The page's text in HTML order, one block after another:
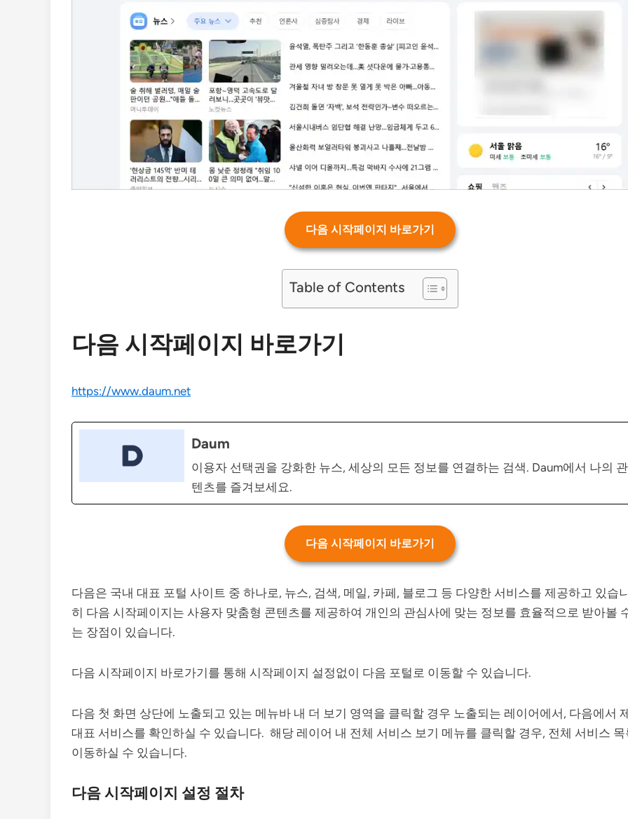
다음 시작페이지 바로가기
Table of Contents
다음 시작페이지 바로가기
https://www.daum.net
Daum
이용자 선택권을 강화한 뉴스, 세상의 모든 정보를 연결하는 검색. Daum에서 나의
텐츠를 즐겨보세요.
다음 시작페이지 바로가기
다음은 국내 대표 포털 사이트 중 하나로, 뉴스, 검색, 메일, 카페, 블로그 등 다양한 서비스를 제공하고 있습
히 다음 시작페이지는 사용자 맞춤형 콘텐츠를 제공하여 개인의 관심사에 맞는 정보를 효율적으로 받아볼
는 장점이 있습니다.
다음 시작페이지 바로가기를 통해 시작페이지 설정없이 다음 포털로 이동할 수 있습니다.
다음 첫 화면 상단에 노출되고 있는 메뉴바 내 더 보기 영역을 클릭할 경우 노출되는 레이어에서, 다음에서
대표 서비스를 확인하실 수 있습니다. 해당 레이어 내 전체 서비스 보기 메뉴를 클릭할 경우, 전체 서비스
이동하실 수 있습니다.
다음 시작페이지 설정 절차